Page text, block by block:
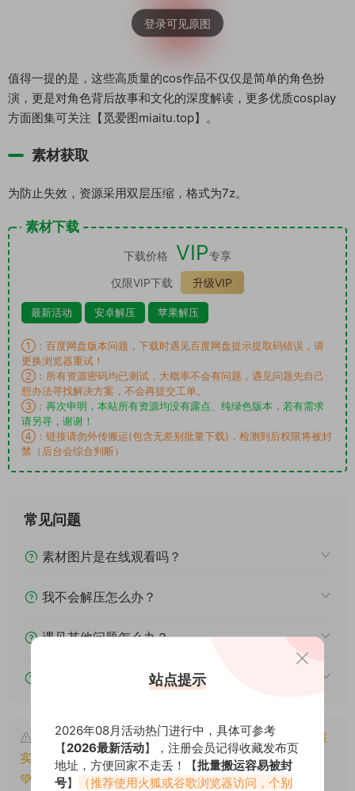
值得一提的是，这些高质量的cos作品不仅仅是简单的角色扮
演，更是对角色背后故事和文化的深度解读，更多优质cosplay
方面图集可关注【觅爱图miaitu.top】。
素材获取
为防止失效，资源采用双层压缩，格式为7z。
素材下载
下载价格 VIP专享
仅限VIP下载
升级VIP
最新活动 安卓解压 苹果解压
①：百度网盘版本问题，下载时遇见百度网盘提示提取码错误，请
更换浏览器重试！
②：所有资源密码均已测试，大概率不会有问题，遇见问题先自己
想办法寻找解决方案，不会再提交工单。
③： 再次申明，本站所有资源均没有露点、纯绿色版本，若有需求
请另寻，谢谢！
④：链接请勿外传搬运(包含无差别批量下载)，检测到后权限将被封
禁（后台会综合判断）
常见问题
素材图片是在线观看吗？
我不会解压怎么办？
遇见其他问题怎么办？
该资源能搬运分享吗？
本文资源仅供个人参考学习，请勿批量搬运，一经核
实将封禁账号权限！
💚本文资源均来源网友分享，若侵犯了您的权益可以提
站点提示
2026年08月活动热门进行中，具体可参考
【2026最新活动】，注册会员记得收藏发布页
地址，方便回家不走丢！【批量搬运容易被封
号】
（推荐使用火狐或谷歌浏览器访问，个别